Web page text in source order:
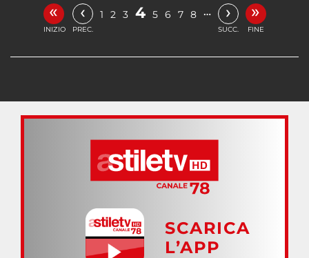
«
INIZIO
‹
PREC.
1 2 3 4 5 6 7 8 … ›
SUCC.
»
FINE
SCARICA
L’APP